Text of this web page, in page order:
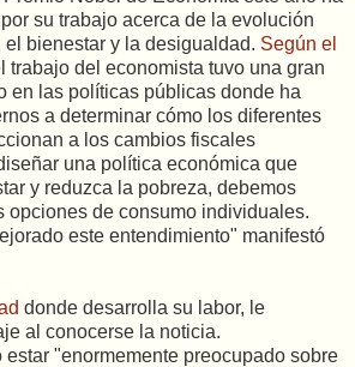
su trabajo acerca de la evolución
bienestar y la desigualdad. Según el
trabajo del economista tuvo una gran
en las políticas públicas donde ha
a determinar cómo los diferentes
a los cambios fiscales
una política económica que
y reduzca la pobreza, debemos
opciones de consumo individuales.
este entendimiento" manifestó
donde desarrolla su labor, le
al conocerse la noticia.
estar "enormemente preocupado sobre